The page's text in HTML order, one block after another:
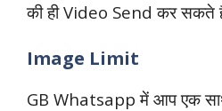
की ही Video Send कर सकते
Image Limit
GB Whatsapp में आप एक